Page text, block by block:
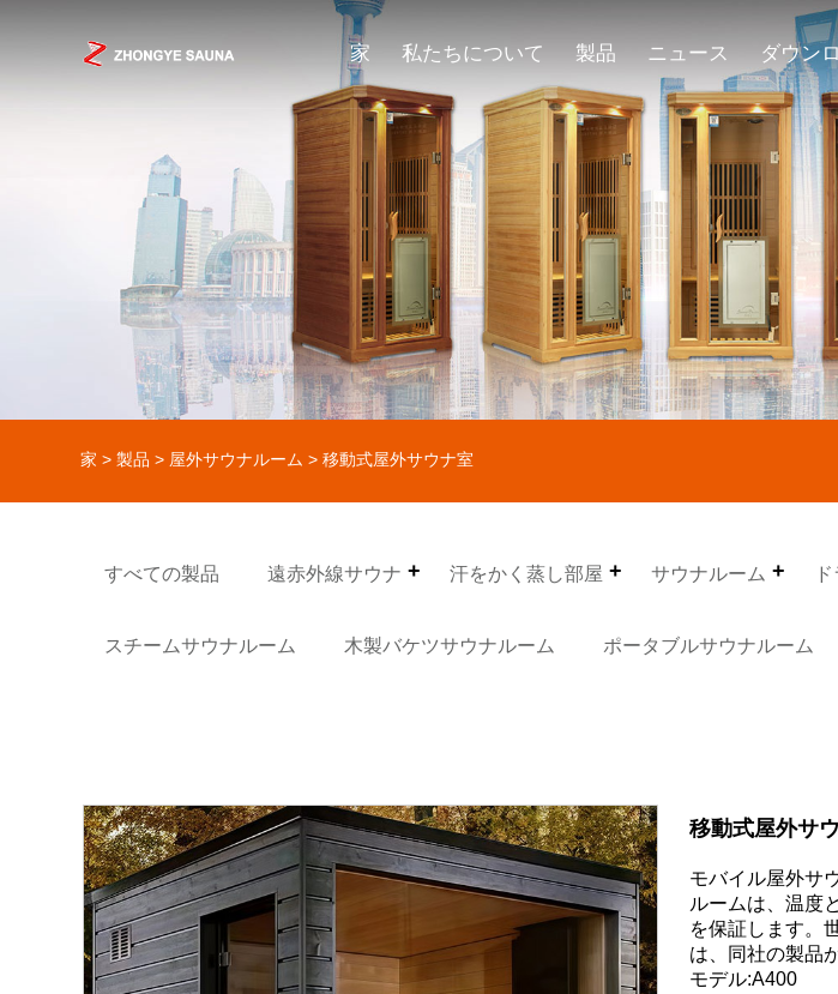
家 私たちについて 製品 ニュース ダウン
家 > 製品 > 屋外サウナルーム > 移動式屋外サウナ室
すべての製品 遠赤外線サウナ 汗をかく蒸し部屋 サウナルーム
スチームサウナルーム 木製バケツサウナルーム ポータブルサウナルーム
移動式屋外サ
モバイル屋外サ
ルームは、温度
を保証します。
は、同社の製品
モデル:A400